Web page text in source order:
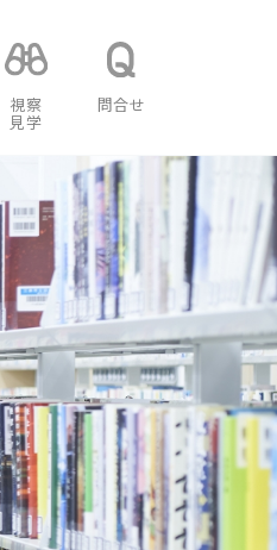
視察
見学
問合せ